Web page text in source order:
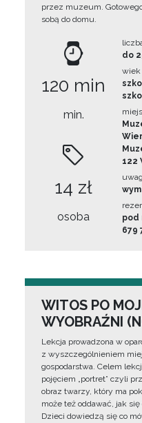
przez muzeum.
sobą do domu.
120 min
min.
14 zł
osoba
do
wiek
122
pod
679
WITOS PO
WYOBRAŹNI
Lekcja prowadzona w
z wyszczególnieniem
gospodarstwa. Celem
pojęciem „portret” czyli
obraz twarzy, który ma
może też oddawać, jak
Dzieci dowiedzą się co